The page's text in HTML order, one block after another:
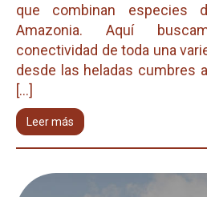
que combinan
Amazonia. Aquí
conectividad de toda una
desde las heladas cumbres
[...]
Leer más